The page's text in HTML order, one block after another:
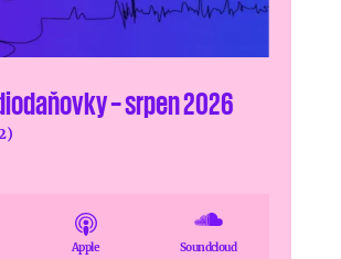
– srpen 2026
Apple Soundcloud